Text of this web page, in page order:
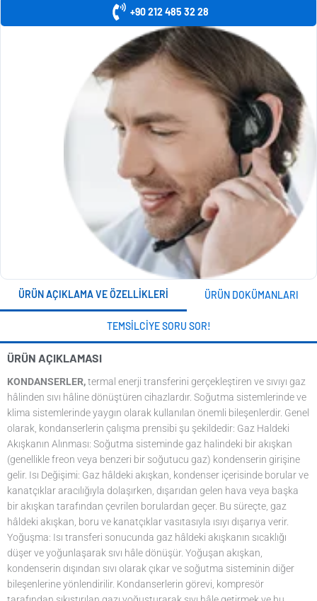
+90 212 485 32 28
ÜRÜN AÇIKLAMA VE ÖZELLIKLERI ÜRÜN DOKÜMANLARI
TEMSILCIYE SORU SOR!
ÜRÜN AÇIKLAMASI
KONDANSERLER,termal enerji transferini gerçekleştiren ve sıvıyı gaz
hâlinden sıvı hâline dönüştüren cihazlardır. Soğutma sistemlerinde ve
klima sistemlerinde yaygın olarak kullanılan önemli bileşenlerdir. Genel
olarak, kondanserlerin çalışma prensibi şu şekildedir: Gaz Haldeki
Akışkanın Alınması: Soğutma sisteminde gaz halindeki bir akışkan
(genellikle freon veya benzeri bir soğutucu gaz) kondenserin girişine
gelir. Isı Değişimi: Gaz hâldeki akışkan, kondenser içerisinde borular ve
kanatçıklar aracılığıyla dolaşırken, dışarıdan gelen hava veya başka
bir akışkan tarafından çevrilen borulardan geçer. Bu süreçte, gaz
hâldeki akışkan, boru ve kanatçıklar vasıtasıyla ısıyı dışarıya verir.
Yoğuşma: Isı transferi sonucunda gaz hâldeki akışkanın sıcaklığı
düşer ve yoğunlaşarak sıvı hâle dönüşür. Yoğuşan akışkan,
kondenserin dışından sıvı olarak çıkar ve soğutma sisteminin diğer
bileşenlerine yönlendirilir. Kondanserlerin görevi, kompresör